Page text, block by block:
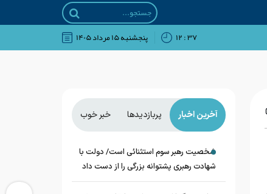
۳۷ : ۱۲ پنجشنبه ۱۵ مرداد ۱۴۰۵
آخرین اخبار پربازدیدها خبر خوب
شخصیت رهبر سوم استثنائی است/ دولت با
شهادت رهبری پشتوانه بزرگی را از دست داد